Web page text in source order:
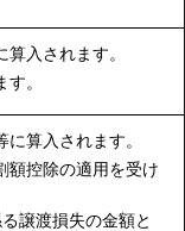
入されます。
。
算入されます。
額控除の適用を受け
譲渡損失の金額と